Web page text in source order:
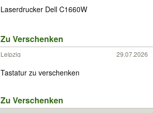
Laserdrucker Dell C1660W
Zu Verschenken
Leipzig 29.07.2026
Tastatur zu verschenken
Zu Verschenken